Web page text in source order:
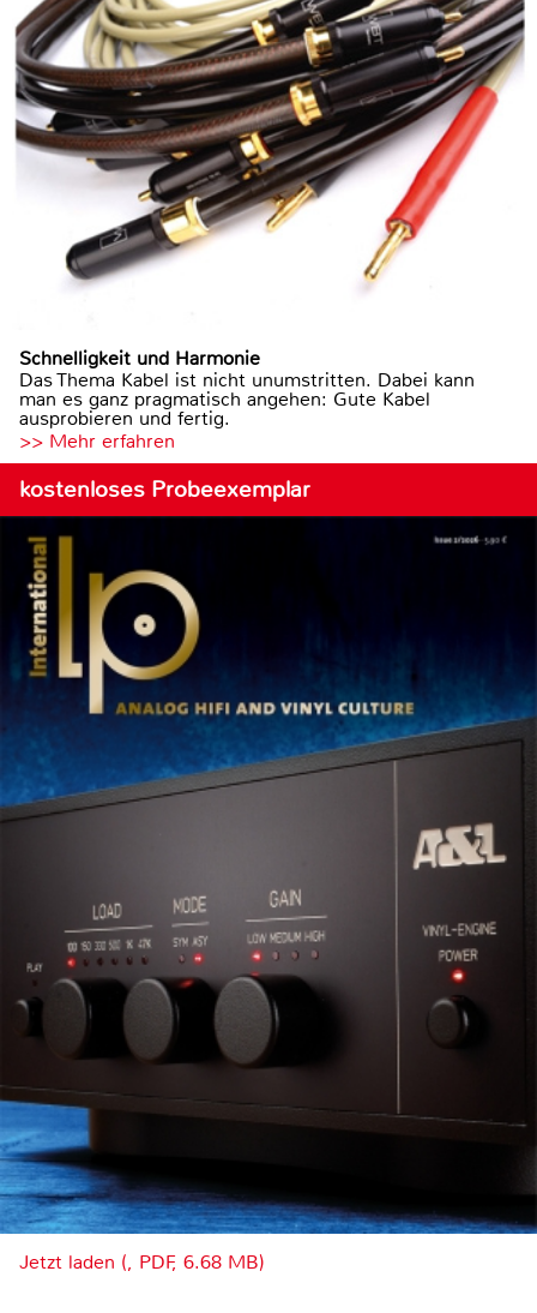
Schnelligkeit und Harmonie
Das Thema Kabel ist nicht unumstritten. Dabei kann
man es ganz pragmatisch angehen: Gute Kabel
ausprobieren und fertig.
>> Mehr erfahren
kostenloses Probeexemplar
Jetzt laden (, PDF, 6.68 MB)